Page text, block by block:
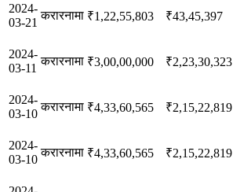
2024-
03-21
करारनामा ₹1,22,55,803 ₹43,45,397
2024-
03-11
करारनामा ₹3,00,00,000 ₹2,23,30,323
2024-
03-10
करारनामा ₹4,33,60,565 ₹2,15,22,819
2024-
03-10
करारनामा ₹4,33,60,565 ₹2,15,22,819